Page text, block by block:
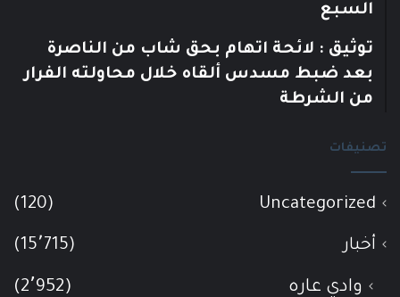
السبع
توثيق : لائحة اتهام بحق شاب من الناصرة
بعد ضبط مسدس ألقاه خلال محاولته الفرار
من الشرطة
تصنيفات
Uncategorized
(120)
أخبار (15٬715)
وادي عاره (2٬952)